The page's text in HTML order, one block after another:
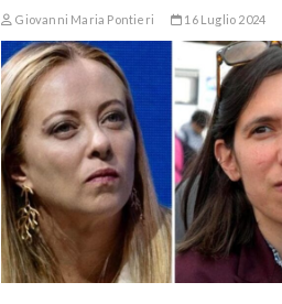
Giovanni Maria Pontieri 16 Luglio 2024